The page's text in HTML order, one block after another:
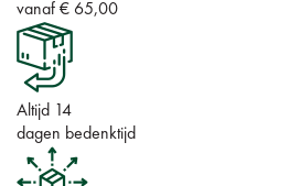
vanaf € 65,00
Altijd 14
dagen bedenktijd